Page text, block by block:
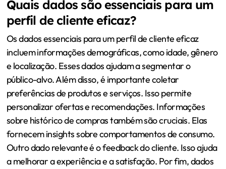
Quais dados são essenciais para um
perfil de cliente eficaz?
Os dados essenciais para um perfil de cliente eficaz
incluem informações demográficas, como idade, gênero
e localização. Esses dados ajudam a segmentar o
público-alvo. Além disso, é importante coletar
preferências de produtos e serviços. Isso permite
personalizar ofertas e recomendações. Informações
sobre histórico de compras também são cruciais. Elas
fornecem insights sobre comportamentos de consumo.
Outro dado relevante é o feedback do cliente. Isso ajuda
a melhorar a experiência e a satisfação. Por fim, dados